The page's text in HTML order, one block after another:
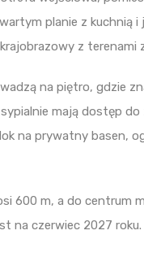
planie z kuchnią
z terenami
na piętro, gdzie
mają dostęp
na prywatny basen,
600 m, a do centrum
na czerwiec 2027 roku.